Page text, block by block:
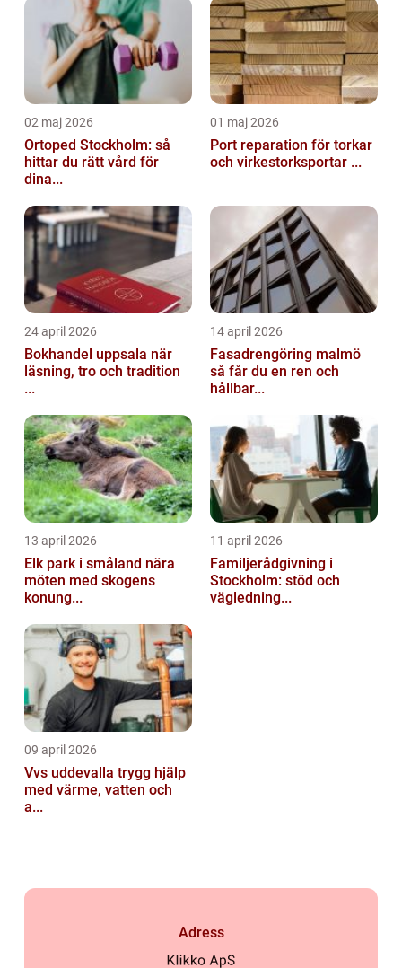
02 maj 2026
Ortoped Stockholm: så
hittar du rätt vård för
dina...
01 maj 2026
Port reparation för torkar
och virkestorksportar ...
24 april 2026
Bokhandel uppsala när
läsning, tro och tradition
...
14 april 2026
Fasadrengöring malmö
så får du en ren och
hållbar...
13 april 2026
Elk park i småland nära
möten med skogens
konung...
11 april 2026
Familjerådgivning i
Stockholm: stöd och
vägledning...
09 april 2026
Vvs uddevalla trygg hjälp
med värme, vatten och
a...
Adress